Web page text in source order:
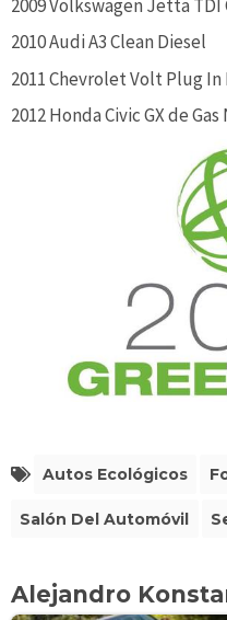
2009 Volkswagen Jetta TDI
2010 Audi A3 Clean Diesel
2011 Chevrolet Volt Plug
2012 Honda Civic GX de
Autos Ecológicos
Salón Del Automóvil
Alejandro